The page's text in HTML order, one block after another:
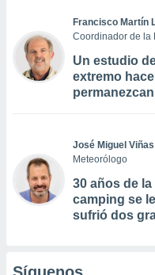
Francisco Martín
Coordinador de la
Un estudio
extremo
José Miguel Viñas
Meteorólogo
30 años de
camping se
sufrió dos